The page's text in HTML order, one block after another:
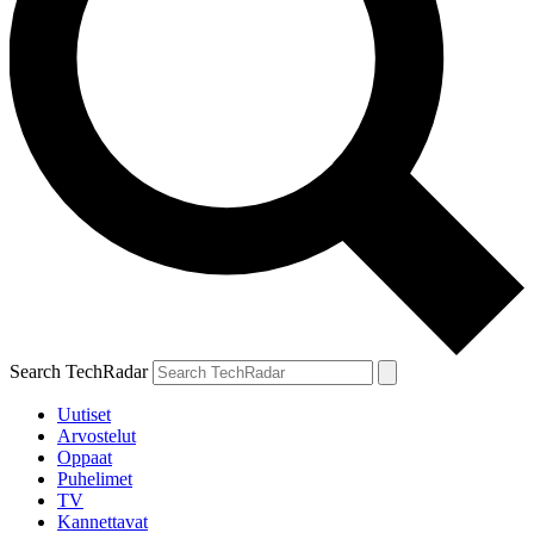
Search TechRadar
Uutiset
Arvostelut
Oppaat
Puhelimet
TV
Kannettavat